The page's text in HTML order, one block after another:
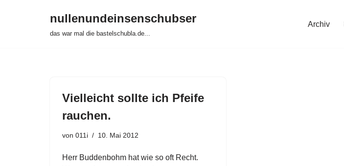
nullenundeinsenschubser
das war mal die bastelschubla.de...
Archiv
Vielleicht sollte ich Pfeife
rauchen.
von 011i 10. Mai 2012
Herr Buddenbohm hat wie so oft Recht.